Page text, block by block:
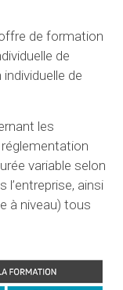
de formation
de
de
les
variable selon
l’entreprise, ainsi
à niveau) tous